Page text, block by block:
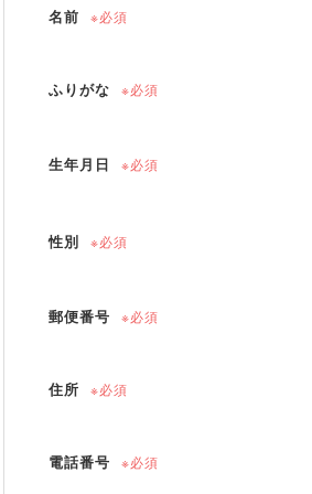
名前 ※必須
ふりがな ※必須
生年月日 ※必須
性別 ※必須
郵便番号 ※必須
住所 ※必須
電話番号 ※必須